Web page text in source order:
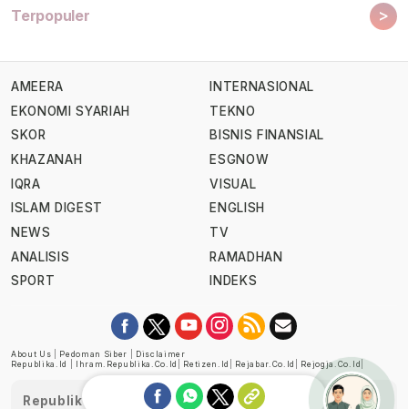
Terpopuler >
AMEERA
EKONOMI SYARIAH
SKOR
KHAZANAH
IQRA
ISLAM DIGEST
NEWS
ANALISIS
SPORT
INTERNASIONAL
TEKNO
BISNIS FINANSIAL
ESGNOW
VISUAL
ENGLISH
TV
RAMADHAN
INDEKS
About Us Pedoman Siber
Disclaimer
Republika.id
Ihram.republika.co.id Retizen.id Rejabar.co.id Rejogja.co.id
Republika telah diverifikasi oleh Dewan Pers